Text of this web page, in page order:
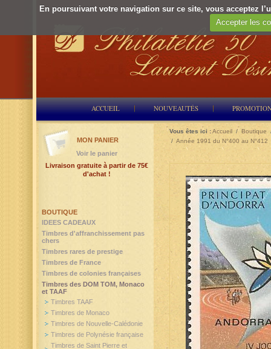
En poursuivant votre navigation sur ce site, vous acceptez
Accepter les
ACCUEIL NOUVEAUTÉS
Vous êtes ici :Accueil / Boutique
/ Année 1991 du N°400 au N°412
BOUTIQUE
IDEES CADEAUX
Timbres d'affranchissement pas
chers
Timbres rares de prestige
Timbres de France
Timbres de colonies françaises
Timbres des DOM TOM, Monaco
et TAAF
Timbres TAAF
Timbres de Monaco
Timbres de Nouvelle-Calédonie
Timbres de Polynésie française
Timbres de Saint Pierre et
MON PANIER
Voir le panier
Livraison gratuite à partir de 75€
d'achat !